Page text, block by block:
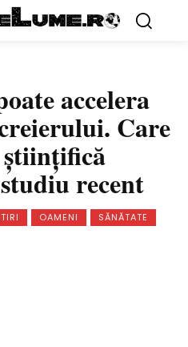
accelera
Care
ştiinţifică
recent
OAMENI SĂNĂTATE